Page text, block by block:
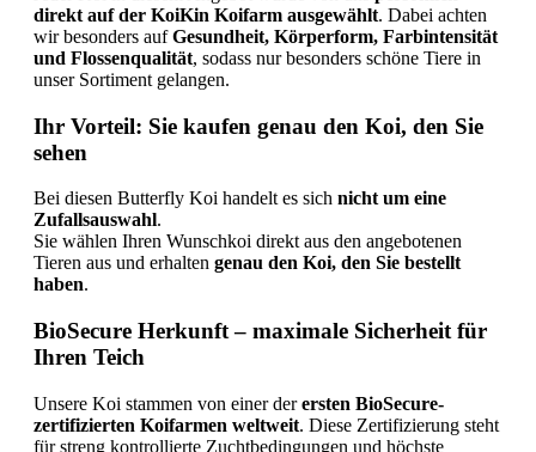
direkt aufder KoiKin Koifarm ausgewählt. Dabei achten
wirbesonders aufGesundheit, Körperform, Farbintensität
und Flossenqualität, sodass nurbesonders schöne Tiere in
unser Sortiment gelangen.
Ihr Vorteil: Sie kaufen genau den Koi, den Sie
sehen
Bei diesen Butterfly Koi handelt es sich nicht um eine
Zufallsauswahl.
Sie wählen Ihren Wunschkoi direkt aus den angebotenen
Tieren aus und erhalten genau den Koi, den Sie bestellt
haben.
BioSecure Herkunft – maximale Sicherheit für
Ihren Teich
Unsere Koi stammen von einerderersten BioSecure-
zertifizierten Koifarmen weltweit. Diese Zertifizierung steht
fürstreng kontrollierte Zuchtbedingungen und höchste